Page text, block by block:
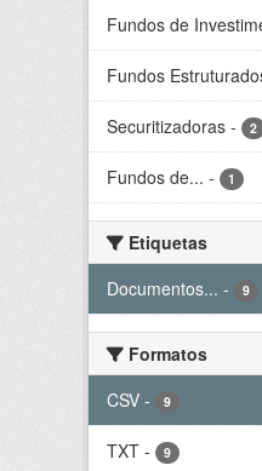
Fundos de
Fundos
Securitizadoras - 2
Fundos de... - 1
Etiquetas
Documentos... - 9
Formatos
CSV - 9
TXT - 9